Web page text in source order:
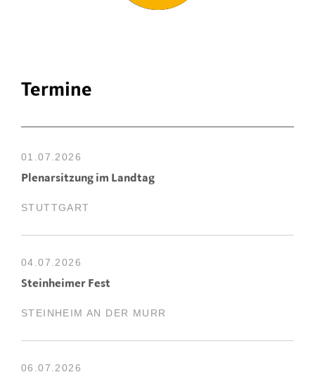
Termine
01.07.2026
Plenarsitzung im Landtag
STUTTGART
04.07.2026
Steinheimer Fest
STEINHEIM AN DER MURR
06.07.2026